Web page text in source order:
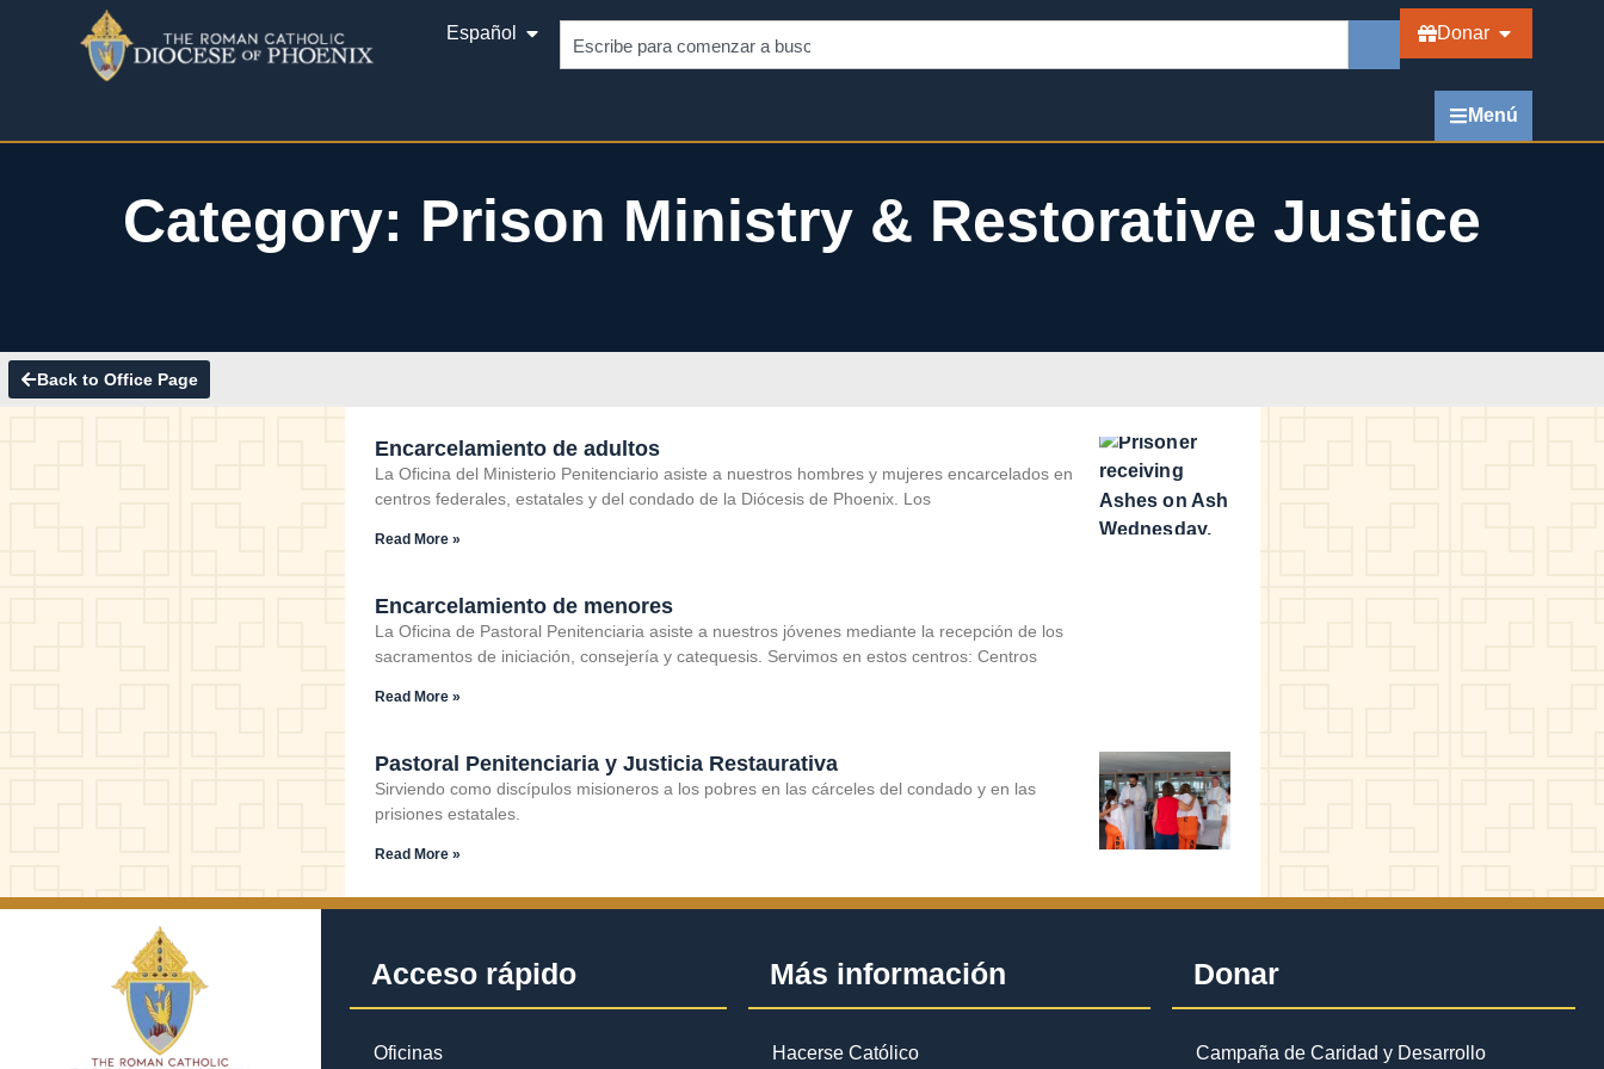
Español Donar
Menú
Category: Prison Ministry & Restorative Justice
Back to Office Page
Encarcelamiento de adultos
La Oficina del Ministerio Penitenciario asiste a nuestros hombres y mujeres encarcelados en
centros federales, estatales y del condado de la Diócesis de Phoenix. Los
Read More »
Encarcelamiento de menores
La Oficina de Pastoral Penitenciaria asiste a nuestros jóvenes mediante la recepción de los
sacramentos de iniciación, consejería y catequesis. Servimos en estos centros: Centros
Read More »
Pastoral Penitenciaria y Justicia Restaurativa
Sirviendo como discípulos misioneros a los pobres en las cárceles del condado y en las
prisiones estatales.
Read More »
Acceso rápido
Oficinas
Más información
Hacerse Católico
Donar
Campaña de Caridad y Desarrollo